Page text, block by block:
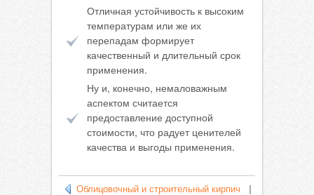
Отличная устойчивость к высоким
температурам или же их
перепадам формирует
качественный и длительный срок
применения.
Ну и, конечно, немаловажным
аспектом считается
предоставление доступной
стоимости, что радует ценителей
качества и выгоды применения.
Облицовочный и строительный кирпич